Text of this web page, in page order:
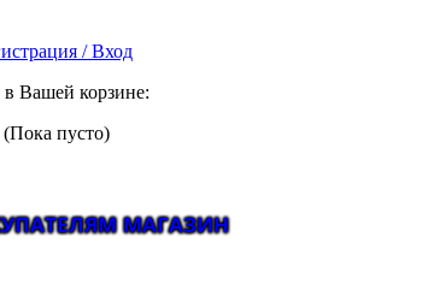
/ Вход
Вашей корзине:
(Пока пусто)
МАГАЗИН